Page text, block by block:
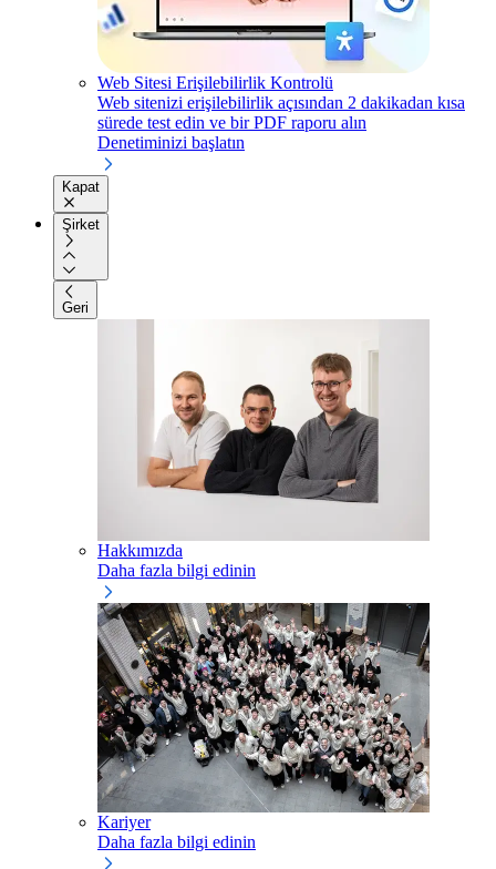
Web Sitesi Erişilebilirlik Kontrolü
Web sitenizi erişilebilirlik açısından 2 dakikadan kısa
sürede test edin ve bir PDF raporu alın
Denetiminizi başlatın
Kapat
Şirket
Geri
Hakkımızda
Daha fazla bilgi edinin
Kariyer
Daha fazla bilgi edinin